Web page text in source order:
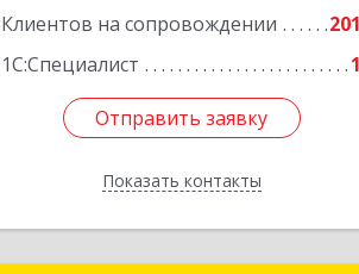
Клиентов на сопровождении
201
1С:Специалист
1
Отправить заявку
Показать контакты
Исмайлова, дом № 37 В
Отправить заявку
Назад